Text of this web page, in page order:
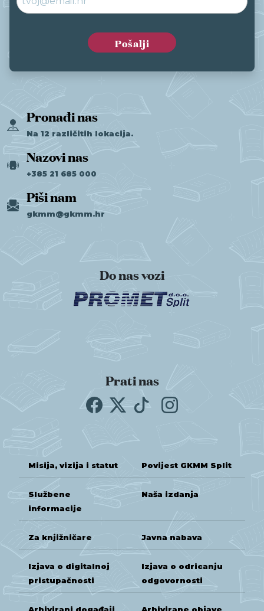
Pronađi nas
Na 12 različitih lokacija.
Nazovi nas
+385 21 685 000
Piši nam
gkmm@gkmm.hr
Do nas vozi
Prati nas
Misija, vizija i statut Povijest GKMM Split
Službene
informacije
Naša izdanja
Za knjižničare Javna nabava
Izjava o digitalnoj
pristupačnosti
Izjava o odricanju
odgovornosti